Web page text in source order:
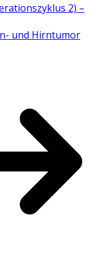
2) –
und Hirntumor